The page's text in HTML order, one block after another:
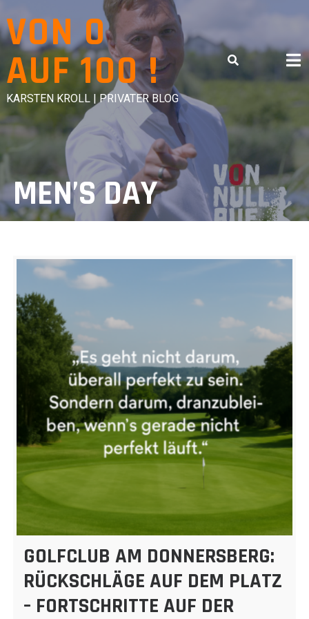
to
content
VON 0
AUF 100 !
KARSTEN KROLL | PRIVATER BLOG
MEN’S DAY
GOLFCLUB AM DONNERSBERG:
RÜCKSCHLÄGE AUF DEM PLATZ
– FORTSCHRITTE AUF DER